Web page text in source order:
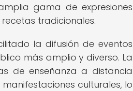
gama de expresiones
tradicionales.
la difusión de eventos
más amplio y diverso. La
de enseñanza a distancia
culturales, lo